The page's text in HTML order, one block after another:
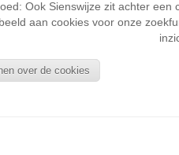
Ook Sienswijze zit achter
aan cookies voor onze
over de cookies